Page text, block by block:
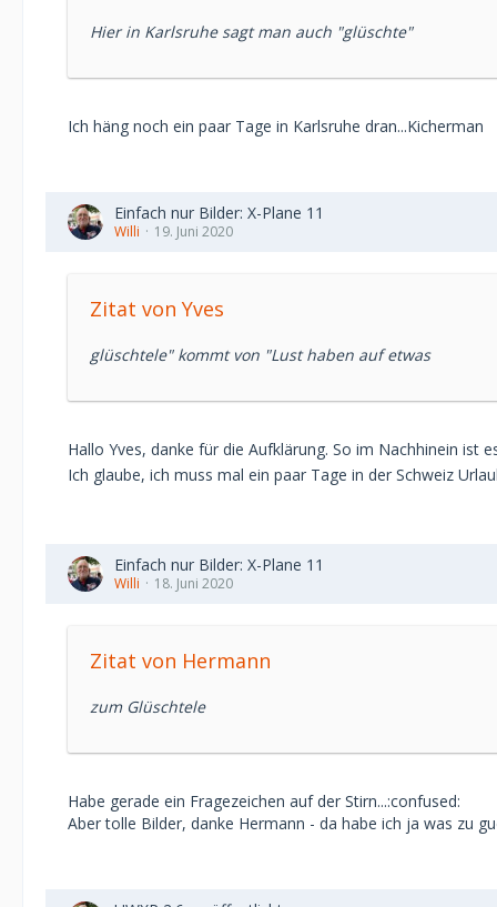
Hier in Karlsruhe sagt man auch "glüschte"
Ich häng noch ein paar Tage in Karlsruhe dran...Kicherman
Einfach nur Bilder: X-Plane 11
Willi 19. Juni 2020
Zitat von Yves
glüschtele" kommt von "Lust haben auf etwas
Hallo Yves, danke für die Aufklärung. So im Nachhinein ist
Ich glaube, ich muss mal ein paar Tage in der Schweiz
Einfach nur Bilder: X-Plane 11
Willi 18. Juni 2020
Zitat von Hermann
zum Glüschtele
Habe gerade ein Fragezeichen auf der Stirn...:confused:
Aber tolle Bilder, danke Hermann - da habe ich ja was zu